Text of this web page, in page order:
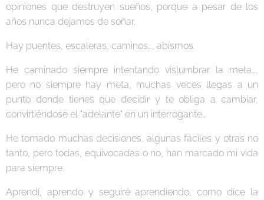
opiniones que destruyen sueños, porque a pesar de los
años nunca dejamos de soñar.
Hay puentes, escaleras, caminos…, abismos.
He caminado siempre intentando vislumbrar la meta…,
pero no siempre hay meta, muchas veces llegas a un
punto donde tienes que decidir y te obliga a cambiar,
convirtiéndose el "adelante" en un interrogante…
He tomado muchas decisiones, algunas fáciles y otras no
tanto, pero todas, equivocadas o no, han marcado mi vida
para siempre.
Aprendí, aprendo y seguiré aprendiendo, como dice la